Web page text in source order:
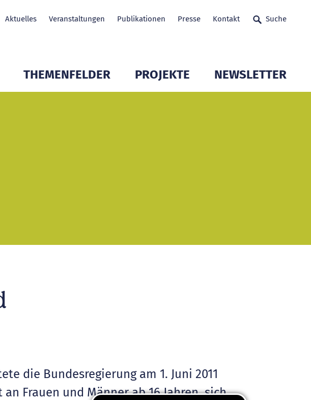
Aktuelles Veranstaltungen Publikationen Presse Kontakt Suche
THEMENFELDER PROJEKTE NEWSLETTER
die Bundesregierung am 1. Juni 2011
Frauen und Männer ab 16 Jahren, sich